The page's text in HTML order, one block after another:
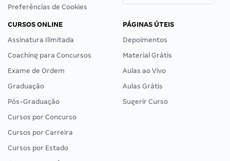
Preferências de Cookies
CURSOS ONLINE
Assinatura Ilimitada
Coaching para Concursos
Exame de Ordem
Graduação
Pós-Graduação
Cursos por Concurso
Cursos por Carreira
Cursos por Estado
PÁGINAS ÚTEIS
Depoimentos
Material Grátis
Aulas ao Vivo
Aulas Grátis
Sugerir Curso